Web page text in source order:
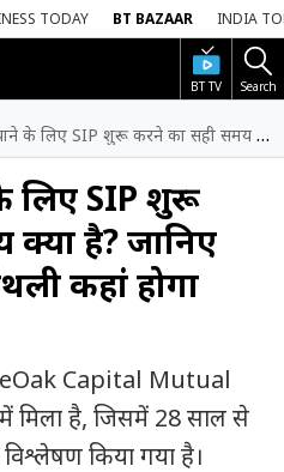
TODAY BT BAZAAR INDIA
BT TV Search
शुरू करने का सही समय क्या है? जानिए डेली, वीकली या मंथली कहां होगा अधिक फायदा
के लिए SIP शुरू
है? जानिए
कहां होगा
Capital Mutual
में मिला है, जिसमें 28 साल से
किया गया है।